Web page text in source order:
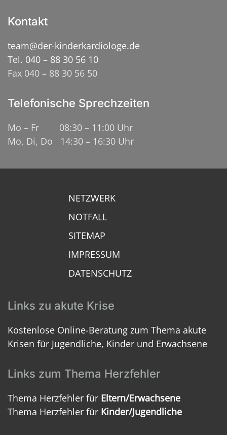
Kontakt
team@der-kinderkardiologe.de
Tel. 040 – 88 30 56 10
Fax 040 – 88 30 56 50
Telefonische Sprechzeiten
Mo – Fr 08:30 – 11:00 Uhr
Mo, Di, Do 14:30 – 16:30 Uhr
NETZWERK
NOTFALL
SITEMAP
IMPRESSUM
DATENSCHUTZ
Links zu akute Krise
Kostenlose Online-Beratung zum Thema akute
Krisen für Jugendliche, Kinder und Erwachsene
Links zum Thema Herzfehler
Thema Herzfehler für Eltern/Erwachsene
Thema Herzfehler für Kinder/Jugendliche